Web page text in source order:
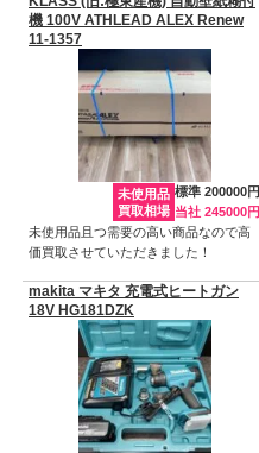
機 100V ATHLEAD ALEX Renew
11-1357
未使用品
買取相場
標準 200000円
当社 245000円
未使用品且つ需要の高い商品なので高
価買取させていただきました！
makita マキタ 充電式ヒートガン
18V HG181DZK